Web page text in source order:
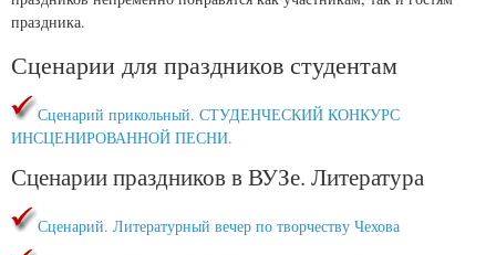
праздника.
Сценарии для праздников студентам
Сценарий прикольный. СТУДЕНЧЕСКИЙ КОНКУРС
ИНСЦЕНИРОВАННОЙ ПЕСНИ.
Сценарии праздников в ВУЗе. Литература
Сценарий. Литературный вечер по творчеству Чехова